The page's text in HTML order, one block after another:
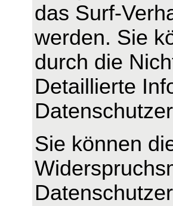
das Surf-
werden. Sie
durch die
Detaillierte
Sie können